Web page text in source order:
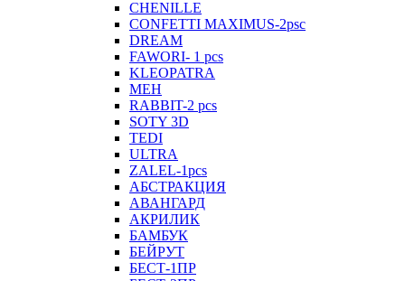
CHENILLE
CONFETTI MAXIMUS-2psc
DREAM
FAWORI- 1 pcs
KLEOPATRA
MEH
RABBIT-2 pcs
SOTY 3D
TEDI
ULTRA
ZALEL-1pcs
АБСТРАКЦИЯ
АВАНГАРД
АКРИЛИК
БАМБУК
БЕЙРУТ
БЕСТ-1ПР